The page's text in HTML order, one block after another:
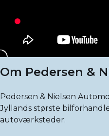
Om Pedersen &
Pedersen & Nielsen
Jyllands største
autoværksteder.